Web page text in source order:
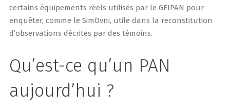
certains équipements réels utilisés par le GEIPAN pour
enquêter, comme le SimOvni, utile dans la reconstitution
d’observations décrites par des témoins.
Qu’est-ce qu’un PAN
aujourd’hui ?